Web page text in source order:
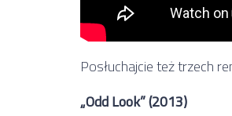
Posłuchajcie też trzech
„Odd Look” (2013)